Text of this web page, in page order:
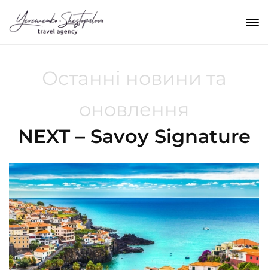
Останні новини та
оновлення
NEXT – Savoy Signature